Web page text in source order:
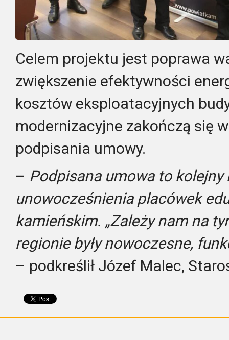
Celem projektu jest poprawa
zwiększenie efektywności
kosztów eksploatacyjnych
modernizacyjne zakończą się
podpisania umowy.
– Podpisana umowa to kolejny
unowocześnienia placówek
kamieńskim. „Zależy nam na
regionie były nowoczesne,
– podkreślił Józef Malec,